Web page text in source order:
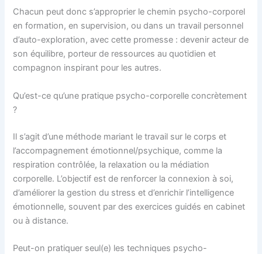
Chacun peut donc s’approprier le chemin psycho-corporel
en formation, en supervision, ou dans un travail personnel
d’auto-exploration, avec cette promesse : devenir acteur de
son équilibre, porteur de ressources au quotidien et
compagnon inspirant pour les autres.
Qu’est-ce qu’une pratique psycho-corporelle concrètement
?
Il s’agit d’une méthode mariant le travail sur le corps et
l’accompagnement émotionnel/psychique, comme la
respiration contrôlée, la relaxation ou la médiation
corporelle. L’objectif est de renforcer la connexion à soi,
d’améliorer la gestion du stress et d’enrichir l’intelligence
émotionnelle, souvent par des exercices guidés en cabinet
ou à distance.
Peut-on pratiquer seul(e) les techniques psycho-